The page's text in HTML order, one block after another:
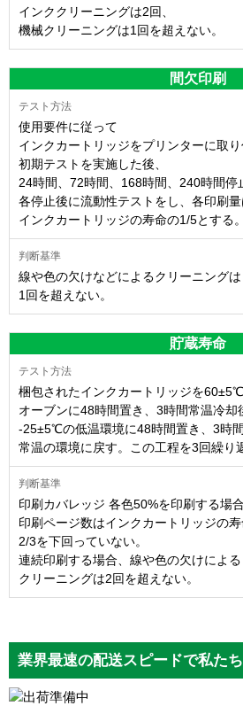
インククリーニングは2回、
機械クリーニングは1回を超えない。
間欠印刷
使用要件に従って
インクカートリッジをプリンターに取り
初期テストを実施した後、
24時間、72時間、168時間、240時間停
各停止後に流動性テストをし、各印刷量
インクカートリッジの寿命の1/5とする。
線や色の欠けなどによるクリーニングは
1回を超えない。
貯蔵寿命
梱包されたインクカートリッジを
オーブンに48時間置き、3時間常温冷却
-25±5℃の低温環境に48時間置き、3時間
常温の環境に戻す。この工程を3回繰り
印刷カバレッジ 各色50%を印刷する場合
印刷ページ数はインクカートリッジの
2/3を下回っていない。
連続印刷する場合、線や色の欠けによる
クリーニングは2回を超えない。
業界最速の配送スピードで私た